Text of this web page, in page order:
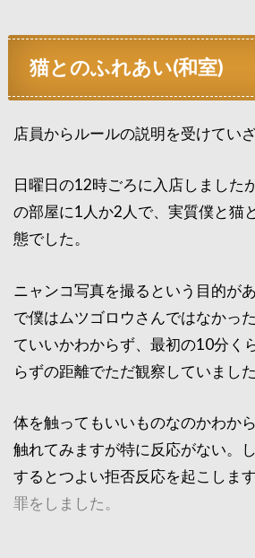
猫とのふれあい(和室)
店員からルールの説明を受けていざ
日曜日の12時ごろに入店しました
の部屋に1人か2人で、実質僕と猫
態でした。
ニャンコ写真を撮るという目的が
で僕はムツゴロウさんではなかっ
ていいかわからず、最初の10分く
らずの距離でただ観察していました
体を触ってもいいものなのかわか
触れてみますが特に反応がない。
するとつよい拒否反応を起こしま
罪をしました。